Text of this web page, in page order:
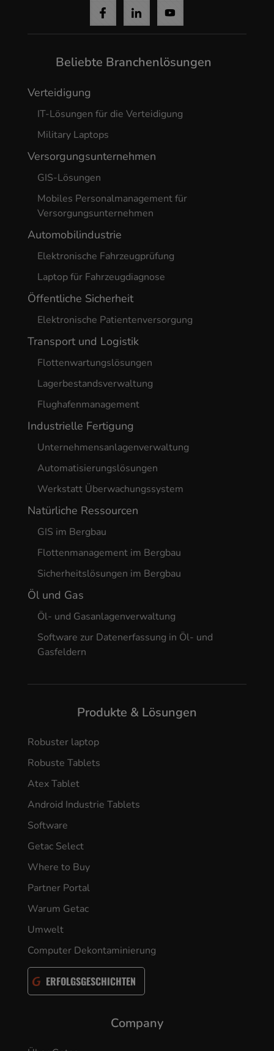
Beliebte Branchenlösungen
Verteidigung
IT-Lösungen für die Verteidigung
Military Laptops
Versorgungsunternehmen
GIS-Lösungen
Mobiles Personalmanagement für
Versorgungsunternehmen
Automobilindustrie
Elektronische Fahrzeugprüfung
Laptop für Fahrzeugdiagnose
Öffentliche Sicherheit
Elektronische Patientenversorgung
Transport und Logistik
Flottenwartungslösungen
Lagerbestandsverwaltung
Flughafenmanagement
Industrielle Fertigung
Unternehmensanlagenverwaltung
Automatisierungslösungen
Werkstatt Überwachungssystem
Natürliche Ressourcen
GIS im Bergbau
Flottenmanagement im Bergbau
Sicherheitslösungen im Bergbau
Öl und Gas
Öl- und Gasanlagenverwaltung
Software zur Datenerfassung in Öl- und
Gasfeldern
Produkte & Lösungen
Robuster laptop
Robuste Tablets
Atex Tablet
Android Industrie Tablets
Software
Getac Select
Where to Buy
Partner Portal
Warum Getac
Umwelt
Computer Dekontaminierung
ERFOLGSGESCHICHTEN
Company